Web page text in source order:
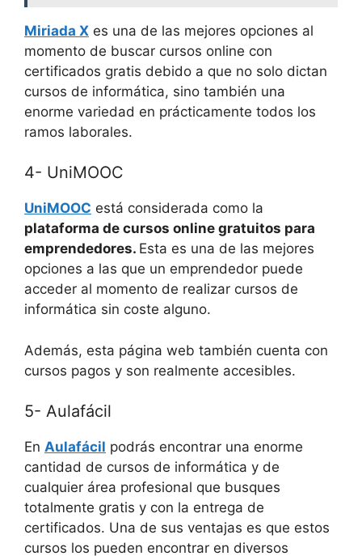
Miriada X es una de las mejores opciones al
momento de buscar cursos online con
certificados gratis debido a que no solo dictan
cursos de informática, sino también una
enorme variedad en prácticamente todos los
ramos laborales.
4- UniMOOC
UniMOOC está considerada como la
plataforma de cursos online gratuitos para
emprendedores. Esta es una de las mejores
opciones a las que un emprendedor puede
acceder al momento de realizar cursos de
informática sin coste alguno.
Además, esta página web también cuenta con
cursos pagos y son realmente accesibles.
5- Aulafácil
En Aulafácil podrás encontrar una enorme
cantidad de cursos de informática y de
cualquier área profesional que busques
totalmente gratis y con la entrega de
certificados. Una de sus ventajas es que estos
cursos los pueden encontrar en diversos